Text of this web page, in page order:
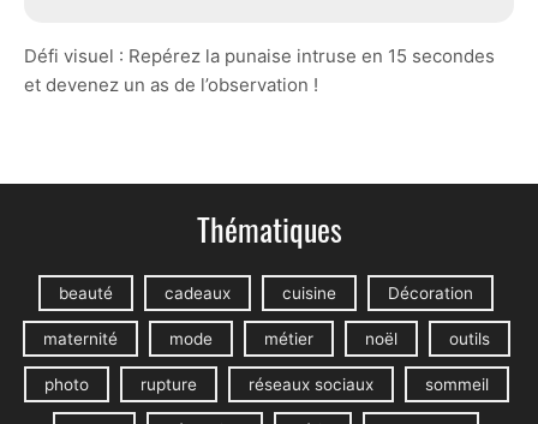
Défi visuel : Repérez la punaise intruse en 15 secondes
et devenez un as de l’observation !
Thématiques
beauté cadeaux cuisine Décoration
maternité mode métier noël outils
photo rupture réseaux sociaux sommeil